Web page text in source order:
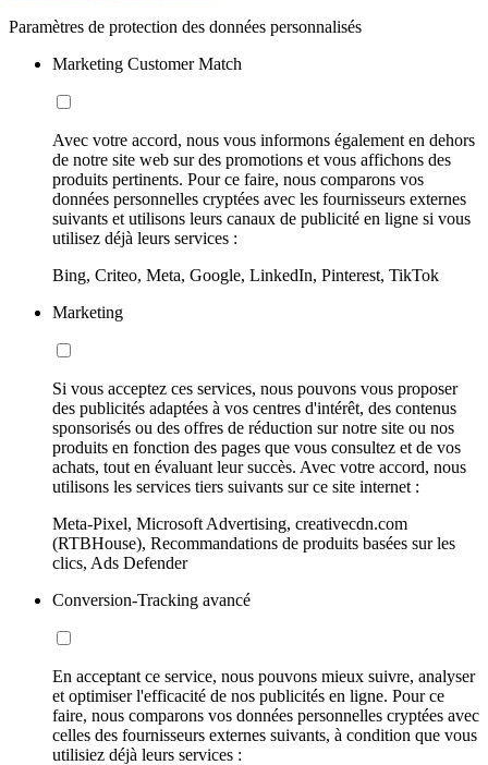
Paramètres de protection des données personnalisés
Marketing Customer Match
Avec votre accord, nous vous informons également en dehors
de notre site web sur des promotions et vous affichons des
produits pertinents. Pour ce faire, nous comparons vos
données personnelles cryptées avec les fournisseurs externes
suivants et utilisons leurs canaux de publicité en ligne si vous
utilisez déjà leurs services :
Bing, Criteo, Meta, Google, LinkedIn, Pinterest, TikTok
Marketing
Si vous acceptez ces services, nous pouvons vous proposer
des publicités adaptées à vos centres d'intérêt, des contenus
sponsorisés ou des offres de réduction sur notre site ou nos
produits en fonction des pages que vous consultez et de vos
achats, tout en évaluant leur succès. Avec votre accord, nous
utilisons les services tiers suivants sur ce site internet :
Meta-Pixel, Microsoft Advertising, creativecdn.com
(RTBHouse), Recommandations de produits basées sur les
clics, Ads Defender
Conversion-Tracking avancé
En acceptant ce service, nous pouvons mieux suivre, analyser
et optimiser l'efficacité de nos publicités en ligne. Pour ce
faire, nous comparons vos données personnelles cryptées avec
celles des fournisseurs externes suivants, à condition que vous
utilisiez déjà leurs services :